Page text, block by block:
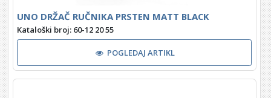
UNO DRŽAČ RUČNIKA PRSTEN MATT BLACK
Kataloški broj: 60-12 20 55
POGLEDAJ ARTIKL